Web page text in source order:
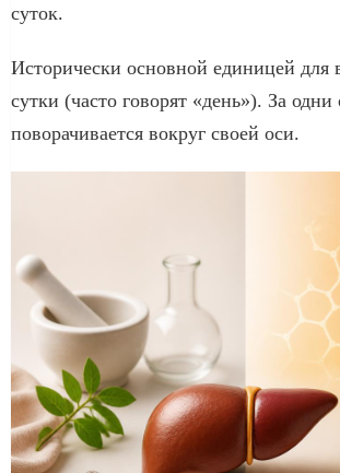
суток.
Исторически основной единицей для
сутки (часто говорят «день»). За одни
поворачивается вокруг своей оси.